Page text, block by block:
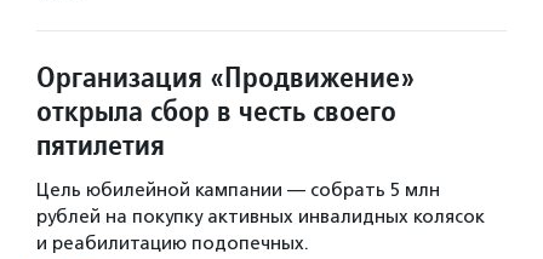
Организация «Продвижение»
открыла сбор в честь своего
пятилетия
Цель юбилейной кампании — собрать 5 млн
рублей на покупку активных инвалидных колясок
и реабилитацию подопечных.